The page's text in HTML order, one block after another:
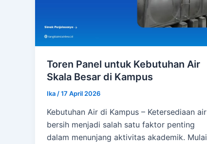
Toren Panel untuk Kebutuhan Air
Skala Besar di Kampus
Ika /17 April 2026
Kebutuhan Air di Kampus – Ketersediaan air
bersih menjadi salah satu faktor penting
dalam menunjang aktivitas akademik. Mulai